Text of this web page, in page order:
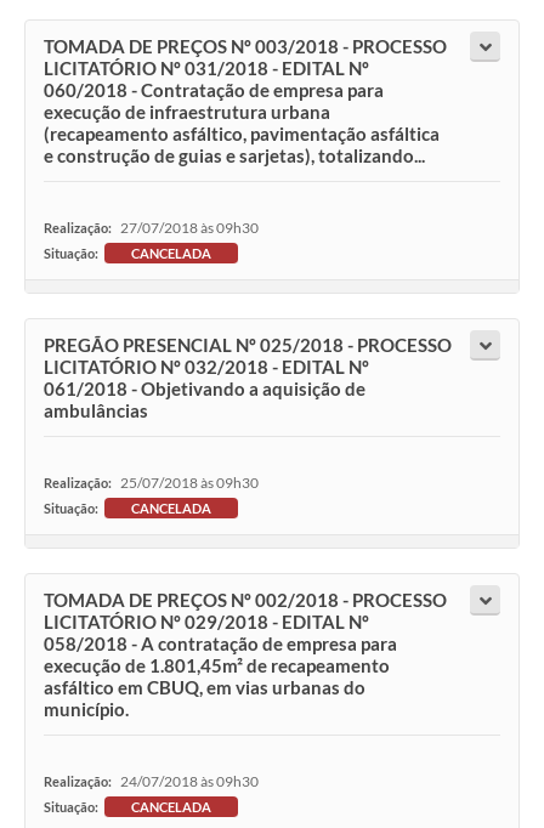
TOMADA DE PREÇOS Nº 003/2018 - PROCESSO
LICITATÓRIO Nº 031/2018 - EDITAL Nº
060/2018 - Contratação de empresa para
execução de infraestrutura urbana
(recapeamento asfáltico, pavimentação asfáltica
e construção de guias e sarjetas), totalizando...
Realização: 27/07/2018 às 09h30
Situação: CANCELADA
PREGÃO PRESENCIAL Nº 025/2018 - PROCESSO
LICITATÓRIO Nº 032/2018 - EDITAL Nº
061/2018 - Objetivando a aquisição de
ambulâncias
Realização: 25/07/2018 às 09h30
Situação: CANCELADA
TOMADA DE PREÇOS Nº 002/2018 - PROCESSO
LICITATÓRIO Nº 029/2018 - EDITAL Nº
058/2018 - A contratação de empresa para
execução de 1.801,45m² de recapeamento
asfáltico em CBUQ, em vias urbanas do
município.
Realização: 24/07/2018 às 09h30
Situação: CANCELADA